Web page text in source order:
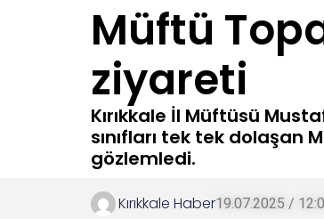
Müftü
ziyareti
Kırıkkale İl Müftüsü
sınıfları tek tek
gözlemledi.
Kırıkkale Haber19.07.2025 /